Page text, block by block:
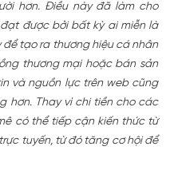
hơn. Điều này đã làm cho
được bởi bất kỳ ai miễn là
tạo ra thương hiệu cá nhân
thương mại hoặc bán sản
và nguồn lực trên web cũng
hơn. Thay vì chi tiền cho các
có thể tiếp cận kiến thức từ
tuyến, từ đó tăng cơ hội để